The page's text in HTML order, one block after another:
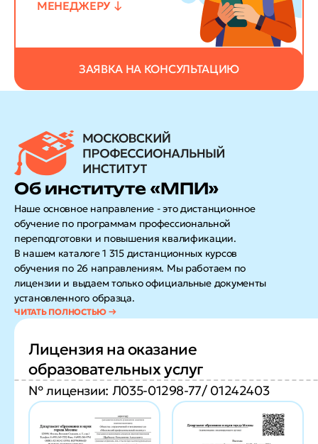
МЕНЕДЖЕРУ
ЗАЯВКА НА КОНСУЛЬТАЦИЮ
Об институте «МПИ»
Наше основное направление - это дистанционное
обучение по программам профессиональной
переподготовки и повышения квалификации.
В нашем каталоге 1 315 дистанционных курсов
обучения по 26 направлениям. Мы работаем по
лицензии и выдаем только официальные документы
установленного образца.
Лицензия на оказание
образовательных услуг
№ лицензии: Л035-01298-77/ 01242403